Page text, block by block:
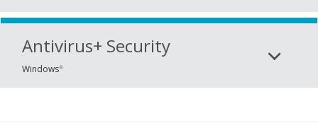
Antivirus+ Security
Windows®